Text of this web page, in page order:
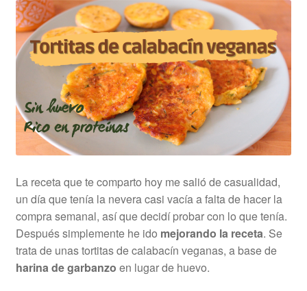
La receta que te comparto hoy me salió de casualidad,
un día que tenía la nevera casi vacía a falta de hacer la
compra semanal, así que decidí probar con lo que tenía.
Después simplemente he ido mejorando la receta. Se
trata de unas tortitas de calabacín veganas, a base de
harina de garbanzo en lugar de huevo.